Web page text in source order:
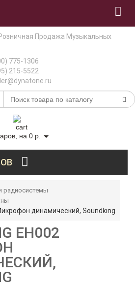
775-1306
215-5522
на 0 р.
радиосистемы
динамический, Soundking
EH002